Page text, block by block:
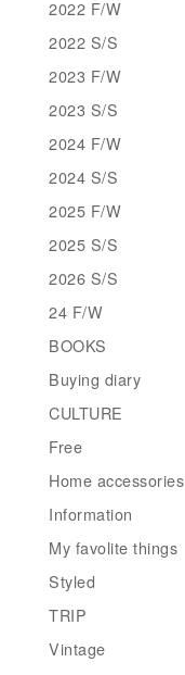
2022 F/W
2022 S/S
2023 F/W
2023 S/S
2024 F/W
2024 S/S
2025 F/W
2025 S/S
2026 S/S
24 F/W
BOOKS
Buying diary
CULTURE
Free
Home accessories
Information
My favolite things
Styled
TRIP
Vintage